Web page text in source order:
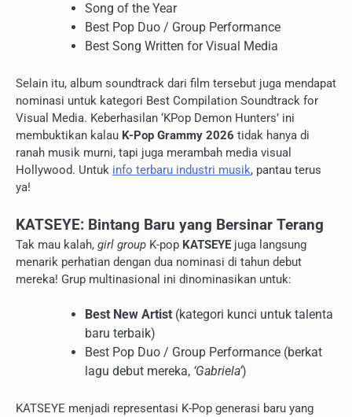
Song of the Year
Best Pop Duo / Group Performance
Best Song Written for Visual Media
Selain itu, album soundtrack dari film tersebut juga mendapat
nominasi untuk kategori Best Compilation Soundtrack for
Visual Media. Keberhasilan ‘KPop Demon Hunters’ ini
membuktikan kalau K-Pop Grammy 2026 tidak hanya di
ranah musik murni, tapi juga merambah media visual
Hollywood. Untuk info terbaru industri musik, pantau terus
ya!
KATSEYE: Bintang Baru yang Bersinar Terang
Tak mau kalah, girl group K-pop KATSEYE juga langsung
menarik perhatian dengan dua nominasi di tahun debut
mereka! Grup multinasional ini dinominasikan untuk:
Best New Artist (kategori kunci untuk talenta
baru terbaik)
Best Pop Duo / Group Performance (berkat
lagu debut mereka, ‘Gabriela’)
KATSEYE menjadi representasi K-Pop generasi baru yang